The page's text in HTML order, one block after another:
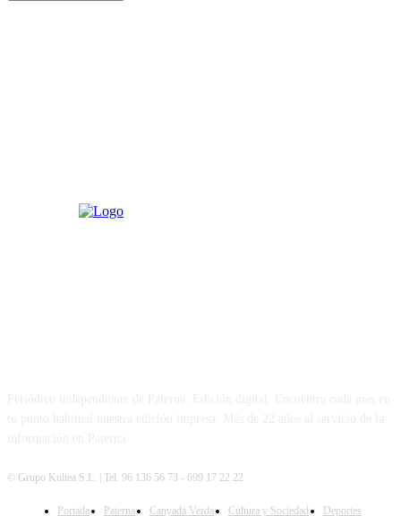
© Grupo Kultea S.L. | Tel. 96 136 56 73 - 699 17 22 22
Portada Paterna Canyada Verda Cultura y Sociedad
Deportes